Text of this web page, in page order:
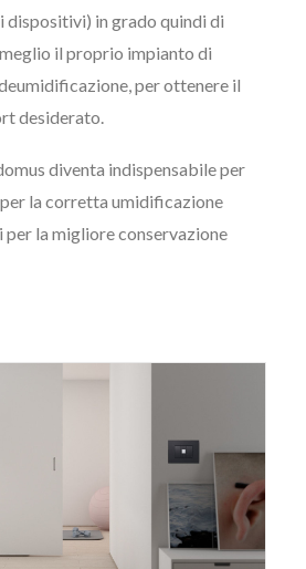
dispositivi) in grado quindi di
il proprio impianto di
per ottenere il
desiderato.
diventa indispensabile per
la corretta umidificazione
per la migliore conservazione